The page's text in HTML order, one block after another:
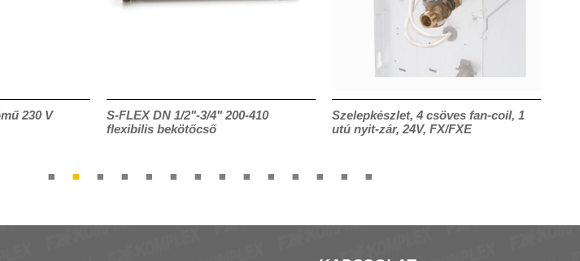
230 V
S-FLEX DN 1/2"-3/4" 200-410
flexibilis bekötőcső
Szelepkészlet, 4 csöves fan-coil, 1
utú nyit-zár, 24V, FX/FXE